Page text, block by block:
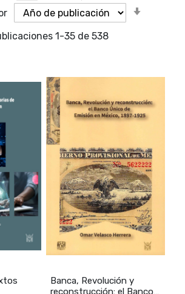
1 -35 de 538
Banca, Revolución y